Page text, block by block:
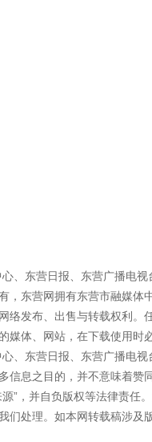
、东营日报、东营广播电
，东营网拥有东营市融媒
络发布、出售与转载权利
体、网站，在下载使用时
、东营日报、东营广播电
信息之目的，并不意味着赞
”，并自负版权等法律责任
处理。如本网转载稿涉及